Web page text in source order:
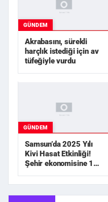
GÜNDEM
Akrabasını, sürekli
harçlık istediği için av
tüfeğiyle vurdu
GÜNDEM
Samsun’da 2025 Yılı
Kivi Hasat Etkinliği!
Şehir ekonomisine 1